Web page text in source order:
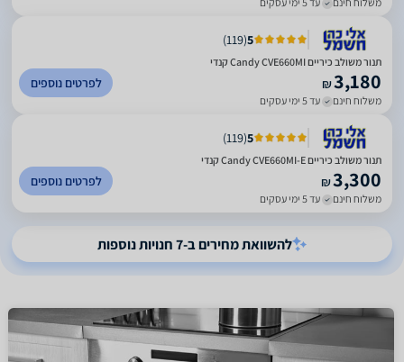
5
(
119
)
‏תנור משולב כיריים Candy CVE660MI קנדי
₪3,180
משלוח חינם עד 5 ימי עסקים
לפרטים נוספים
5
(
119
)
‏תנור משולב כיריים Candy CVE660MI-E קנדי
₪3,300
משלוח חינם עד 5 ימי עסקים
לפרטים נוספים
להשוואת מחירים ב-7 חנויות נוספות